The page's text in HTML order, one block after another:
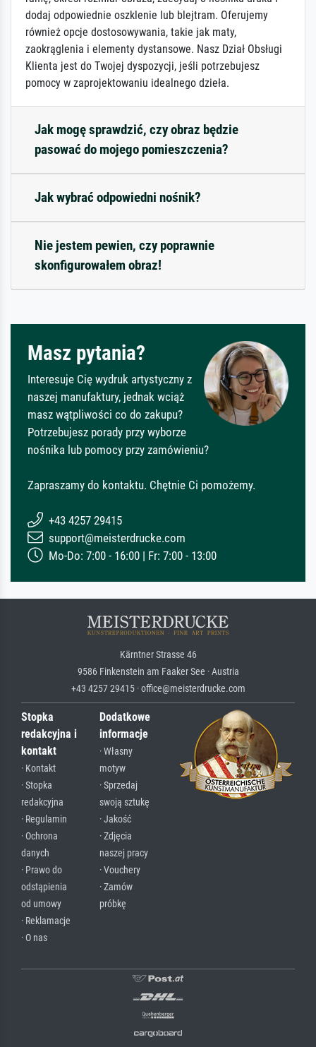
dodaj odpowiednie oszklenie lub blejtram. Oferujemy
również opcje dostosowywania, takie jak maty,
zaokrąglenia i elementy dystansowe. Nasz Dział Obsługi
Klienta jest do Twojej dyspozycji, jeśli potrzebujesz
pomocy w zaprojektowaniu idealnego dzieła.
Jak mogę sprawdzić, czy obraz będzie
pasować do mojego pomieszczenia?
Jak wybrać odpowiedni nośnik?
Nie jestem pewien, czy poprawnie
skonfigurowałem obraz!
Masz pytania?
Interesuje Cię wydruk artystyczny z
naszej manufaktury, jednak wciąż
masz wątpliwości co do zakupu?
Potrzebujesz porady przy wyborze
nośnika lub pomocy przy zamówieniu?
Zapraszamy do kontaktu. Chętnie Ci pomożemy.
+43 4257 29415
support@meisterdrucke.com
Mo-Do: 7:00 - 16:00 | Fr: 7:00 - 13:00
Kärntner Strasse 46
9586 Finkenstein am Faaker See · Austria
+43 4257 29415 · office@meisterdrucke.com
Stopka
redakcyjna i
kontakt
· Kontakt
· Stopka
redakcyjna
· Regulamin
· Ochrona
danych
· Prawo do
odstąpienia
od umowy
· Reklamacje
· O nas
Dodatkowe
informacje
· Własny
motyw
· Sprzedaj
swoją sztukę
· Jakość
· Zdjęcia
naszej pracy
· Vouchery
· Zamów
próbkę